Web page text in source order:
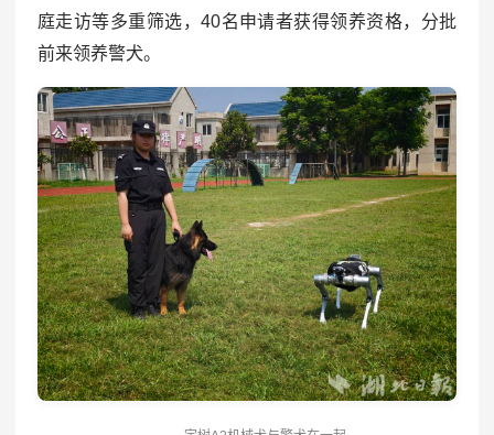
庭走访等多重筛选，40名申请者获得领养资格，分批
前来领养警犬。